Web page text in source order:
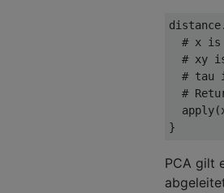
# x is
# xy
# tau
#
  apply
(
}
PCA gilt